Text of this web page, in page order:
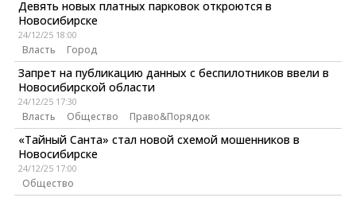
Девять новых платных парковок откроются в
Новосибирске
24/12/25 18:00
Власть Город
Запрет на публикацию данных с беспилотников ввели в
Новосибирской области
24/12/25 17:30
Власть Общество Право&Порядок
«Тайный Санта» стал новой схемой мошенников в
Новосибирске
24/12/25 17:00
Общество